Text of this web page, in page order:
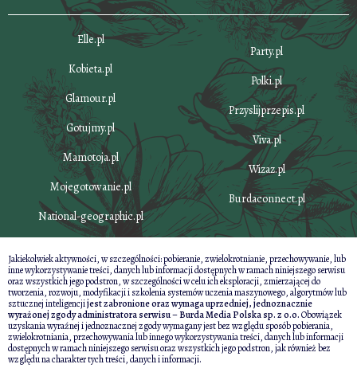
Elle.pl
Kobieta.pl
Glamour.pl
Gotujmy.pl
Mamotoja.pl
Mojegotowanie.pl
National-geographic.pl
Party.pl
Polki.pl
Przyslijprzepis.pl
Viva.pl
Wizaz.pl
Burdaconnect.pl
Jakiekolwiek aktywności, w szczególności: pobieranie, zwielokrotnianie, przechowywanie, lub
inne wykorzystywanie treści, danych lub informacji dostępnych w ramach niniejszego serwisu
oraz wszystkich jego podstron, w szczególności w celu ich eksploracji, zmierzającej do
tworzenia, rozwoju, modyfikacji i szkolenia systemów uczenia maszynowego, algorytmów lub
sztucznej inteligencjijest zabronione oraz wymaga uprzedniej, jednoznacznie
wyrażonej zgody administratora serwisu – Burda Media Polska sp. z o.o.Obowiązek
uzyskania wyraźnej i jednoznacznej zgody wymagany jest bez względu sposób pobierania,
zwielokrotniania, przechowywania lub innego wykorzystywania treści, danych lub informacji
dostępnych w ramach niniejszego serwisu oraz wszystkich jego podstron, jak również bez
względu na charakter tych treści, danych i informacji.